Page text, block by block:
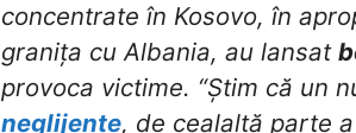
concentrate în Kosovo, în
granița cu Albania, au lansat
provoca victime. “Știm că un
neglijențe, de cealaltă parte